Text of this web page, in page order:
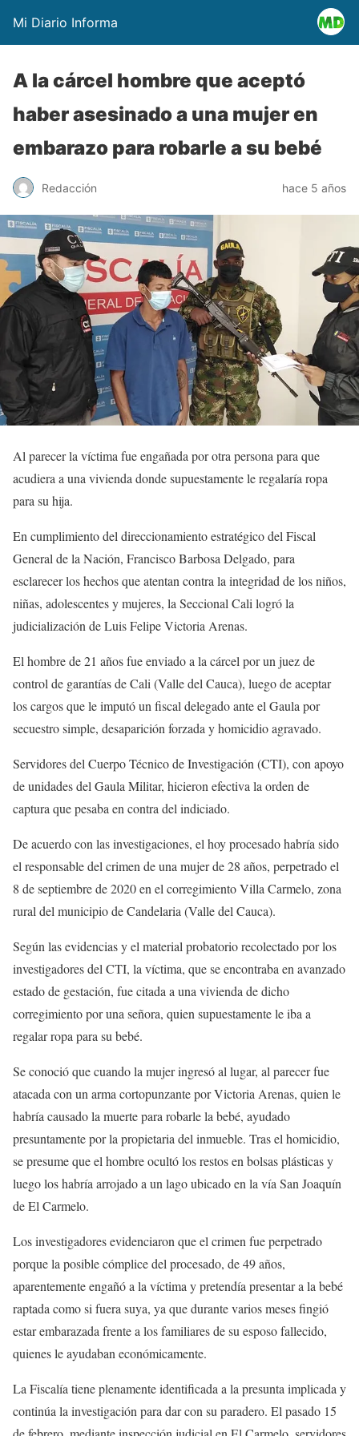
Mi Diario Informa
A la cárcel hombre que aceptó
haber asesinado a una mujer en
embarazo para robarle a su bebé
Redacción hace 5 años
Al parecer la víctima fue engañada por otra persona para que
acudiera a una vivienda donde supuestamente le regalaría ropa
para su hija.
En cumplimiento del direccionamiento estratégico del Fiscal
General de la Nación, Francisco Barbosa Delgado, para
esclarecer los hechos que atentan contra la integridad de los niños,
niñas, adolescentes y mujeres, la Seccional Cali logró la
judicialización de Luis Felipe Victoria Arenas.
El hombre de 21 años fue enviado a la cárcel por un juez de
control de garantías de Cali (Valle del Cauca), luego de aceptar
los cargos que le imputó un fiscal delegado ante el Gaula por
secuestro simple, desaparición forzada y homicidio agravado.
Servidores del Cuerpo Técnico de Investigación (CTI), con apoyo
de unidades del Gaula Militar, hicieron efectiva la orden de
captura que pesaba en contra del indiciado.
De acuerdo con las investigaciones, el hoy procesado habría sido
el responsable del crimen de una mujer de 28 años, perpetrado el
8 de septiembre de 2020 en el corregimiento Villa Carmelo, zona
rural del municipio de Candelaria (Valle del Cauca).
Según las evidencias y el material probatorio recolectado por los
investigadores del CTI, la víctima, que se encontraba en avanzado
estado de gestación, fue citada a una vivienda de dicho
corregimiento por una señora, quien supuestamente le iba a
regalar ropa para su bebé.
Se conoció que cuando la mujer ingresó al lugar, al parecer fue
atacada con un arma cortopunzante por Victoria Arenas, quien le
habría causado la muerte para robarle la bebé, ayudado
presuntamente por la propietaria del inmueble. Tras el homicidio,
se presume que el hombre ocultó los restos en bolsas plásticas y
luego los habría arrojado a un lago ubicado en la vía San Joaquín
de El Carmelo.
Los investigadores evidenciaron que el crimen fue perpetrado
porque la posible cómplice del procesado, de 49 años,
aparentemente engañó a la víctima y pretendía presentar a la bebé
raptada como si fuera suya, ya que durante varios meses fingió
estar embarazada frente a los familiares de su esposo fallecido,
quienes le ayudaban económicamente.
La Fiscalía tiene plenamente identificada a la presunta implicada y
continúa la investigación para dar con su paradero. El pasado 15